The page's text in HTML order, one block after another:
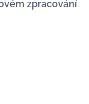
zpracování